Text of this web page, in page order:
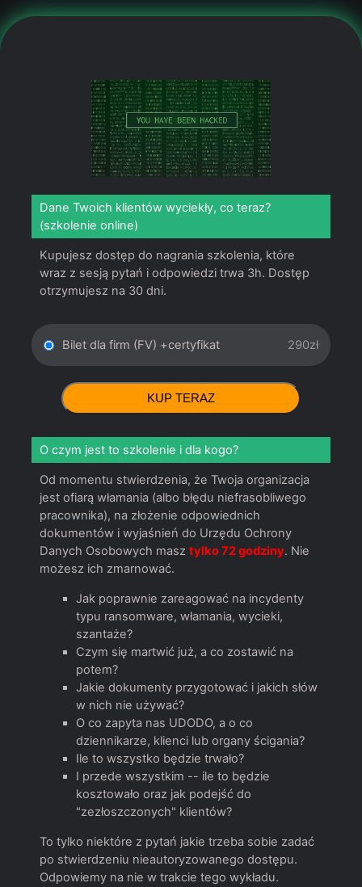
Dane Twoich klientów wyciekły, co teraz?
(szkolenie online)
Kupujesz dostęp do nagrania szkolenia, które
wraz z sesją pytań i odpowiedzi trwa 3h. Dostęp
otrzymujesz na 30 dni.
Bilet dla firm (FV) +certyfikat 290zł
O czym jest to szkolenie i dla kogo?
Od momentu stwierdzenia, że Twoja organizacja
jest ofiarą włamania (albo błędu niefrasobliwego
pracownika), na złożenie odpowiednich
dokumentów i wyjaśnień do Urzędu Ochrony
Danych Osobowych masztylko 72 godziny. Nie
możesz ich zmarnować.
Jak poprawnie zareagować na incydenty
typu ransomware, włamania, wycieki,
szantaże?
Czym się martwić już, a co zostawić na
potem?
Jakie dokumenty przygotować i jakich słów
w nich nie używać?
O co zapyta nas UDODO, a o co
dziennikarze, klienci lub organy ścigania?
Ile to wszystko będzie trwało?
I przede wszystkim -- ile to będzie
kosztowało oraz jak podejść do
"zezłoszczonych" klientów?
To tylko niektóre z pytań jakie trzeba sobie zadać
po stwierdzeniu nieautoryzowanego dostępu.
Odpowiemy na nie w trakcie tego wykładu.